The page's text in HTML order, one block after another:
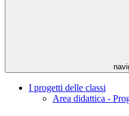
I progetti delle classi
Area didattica -